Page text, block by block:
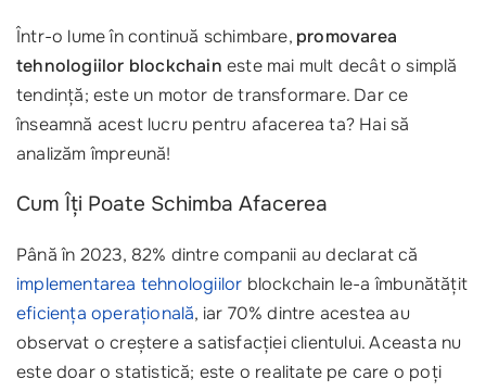
Într-o lume în continuă schimbare, promovarea
tehnologiilor blockchain este mai mult decât o simplă
tendință; este un motor de transformare. Dar ce
înseamnă acest lucru pentru afacerea ta? Hai să
analizăm împreună!
Cum Îți Poate Schimba Afacerea
Până în 2023, 82% dintre companii au declarat că
implementarea tehnologiilor blockchain le-a îmbunătățit
eficiența operațională, iar 70% dintre acestea au
observat o creștere a satisfacției clientului. Aceasta nu
este doar o statistică; este o realitate pe care o poți